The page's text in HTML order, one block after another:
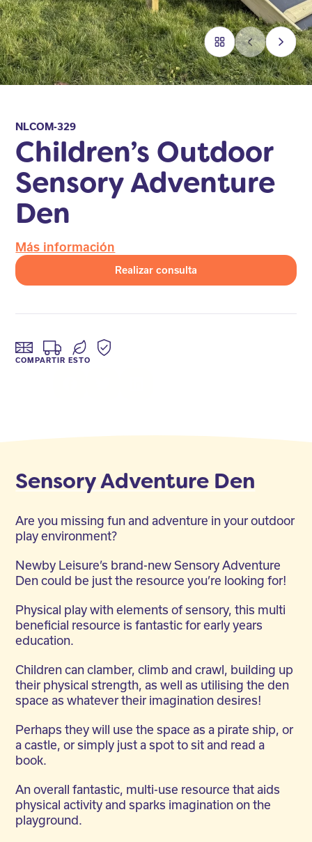
NLCOM-329
Children’s Outdoor
Sensory Adventure
Den
Más información
Realizar consulta
COMPARTIR ESTO
Sensory Adventure Den
Are you missing fun and adventure in your outdoor
play environment?
Newby Leisure’s brand-new Sensory Adventure
Den could be just the resource you’re looking for!
Physical play with elements of sensory, this multi
beneficial resource is fantastic for early years
education.
Children can clamber, climb and crawl, building up
their physical strength, as well as utilising the den
space as whatever their imagination desires!
Perhaps they will use the space as a pirate ship, or
a castle, or simply just a spot to sit and read a
book.
An overall fantastic, multi-use resource that aids
physical activity and sparks imagination on the
playground.